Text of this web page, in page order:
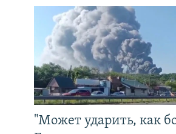
"Может ударить, как